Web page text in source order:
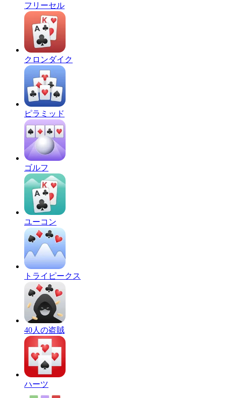
フリーセル
クロンダイク
ピラミッド
ゴルフ
ユーコン
トライピークス
40人の盗賊
ハーツ